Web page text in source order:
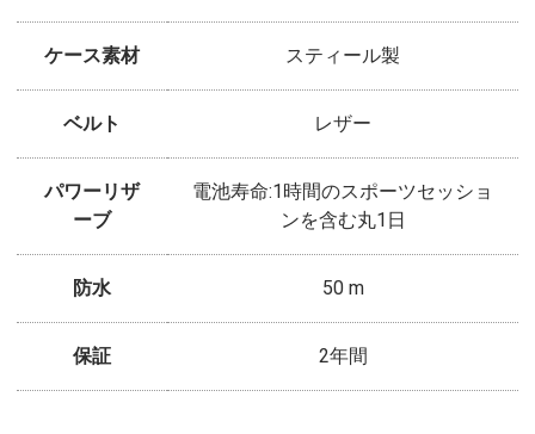
ケース素材 スティール製
ベルト レザー
パワーリザ
ーブ
電池寿命:1時間のスポーツセッショ
ンを含む丸1日
防水 50 m
保証 2年間